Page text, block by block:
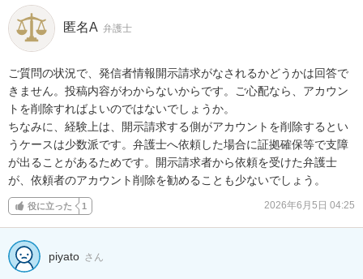
匿名A 弁護士
ご質問の状況で、発信者情報開示請求がなされるかどうかは回答で
きません。投稿内容がわからないからです。ご心配なら、アカウン
トを削除すればよいのではないでしょうか。
ちなみに、経験上は、開示請求する側がアカウントを削除するとい
うケースは少数派です。弁護士へ依頼した場合に証拠確保等で支障
が出ることがあるためです。開示請求者から依頼を受けた弁護士
が、依頼者のアカウント削除を勧めることも少ないでしょう。
役に立った 1 2026年6月5日 04:25
piyato さん